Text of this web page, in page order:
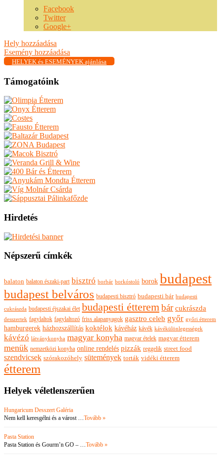
Facebook
Twitter
Google+
Hely hozzáadása
Esemény hozzáadása
HELYEK és ESEMÉNYEK ajánlása
Támogatóink
Hirdetés
Népszerű címkék
balaton balaton északi-part bisztró borbár borkóstoló borok budapest
budapest belváros budapesti bisztró budapesti bár budapesti
cukrászda budapesti éjszakai élet budapesti étterembár cukrászda
desszertek fagylaltok fagylaltozó friss alapanyagok gasztro celeb győr győri étterem
hamburgerek házhozszállítás koktélok kávéház kávék kávékülönlegességek
kávézó látványkonyha magyar konyha magyar ételek magyar étterem
menük nemzetközi konyha online rendelés pizzák reggelik street food
szendvicsek szórakozóhely sütemények torták vidéki étterem
étterem
Helyek véletlenszerűen
Hungaricum Desszert Galéria
Nem kell keresgélni és a várost … Tovább »
Pasta Station
Pasta Station és Gourm’n GO – … Tovább »